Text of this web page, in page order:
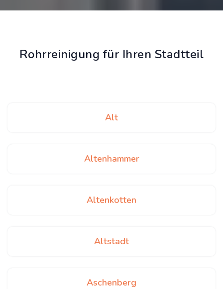
Rohrreinigung für Ihren Stadtteil
Alt
Altenhammer
Altenkotten
Altstadt
Aschenberg